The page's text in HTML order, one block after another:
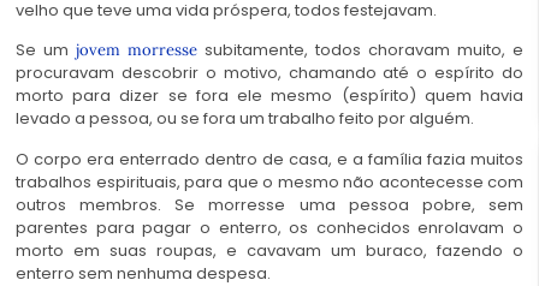
velho que teve uma vida próspera, todos festejavam.
Se um jovem morresse subitamente, todos choravam muito, e
procuravam descobrir o motivo, chamando até o espírito do
morto para dizer se fora ele mesmo (espírito) quem havia
levado a pessoa, ou se fora um trabalho feito por alguém.
O corpo era enterrado dentro de casa, e a família fazia muitos
trabalhos espirituais, para que o mesmo não acontecesse com
outros membros. Se morresse uma pessoa pobre, sem
parentes para pagar o enterro, os conhecidos enrolavam o
morto em suas roupas, e cavavam um buraco, fazendo o
enterro sem nenhuma despesa.